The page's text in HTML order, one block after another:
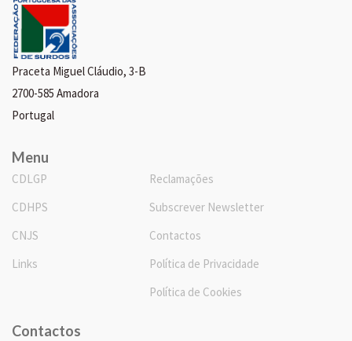
Praceta Miguel Cláudio, 3-B
2700-585 Amadora
Portugal
Menu
CDLGP
CDHPS
CNJS
Links
Reclamações
Subscrever Newsletter
Contactos
Política de Privacidade
Política de Cookies
Contactos